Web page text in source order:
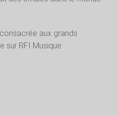
aux grands
sur RFI Musique